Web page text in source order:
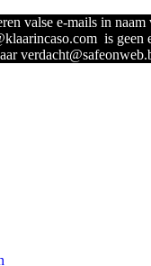
valse e-mails in
is geen